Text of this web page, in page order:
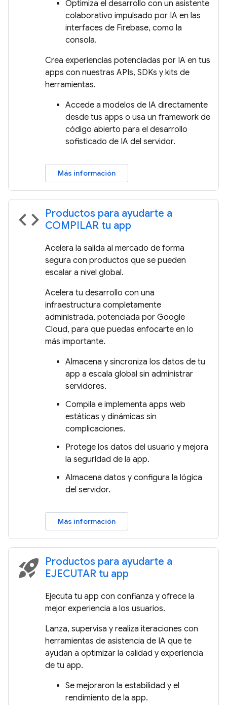
Optimiza el desarrollo con un asistente
colaborativo impulsado por IA en las
interfaces de Firebase, como la
consola.
Crea experiencias potenciadas por IA en tus
apps con nuestras APIs, SDKs y kits de
herramientas.
Accede a modelos de IA directamente
desde tus apps o usa un framework de
código abierto para el desarrollo
sofisticado de IA del servidor.
Más información
code Productos para ayudarte a
COMPILAR tu app
Acelera la salida al mercado de forma
segura con productos que se pueden
escalar a nivel global.
Acelera tu desarrollo con una
infraestructura completamente
administrada, potenciada por Google
Cloud, para que puedas enfocarte en lo
más importante.
Almacena y sincroniza los datos de tu
app a escala global sin administrar
servidores.
Compila e implementa apps web
estáticas y dinámicas sin
complicaciones.
Protege los datos del usuario y mejora
la seguridad de la app.
Almacena datos y configura la lógica
del servidor.
Más información
rocket_launch Productos para ayudarte a
EJECUTAR tu app
Ejecuta tu app con confianza y ofrece la
mejor experiencia a los usuarios.
Lanza, supervisa y realiza iteraciones con
herramientas de asistencia de IA que te
ayudan a optimizar la calidad y experiencia
de tu app.
Se mejoraron la estabilidad y el
rendimiento de la app.